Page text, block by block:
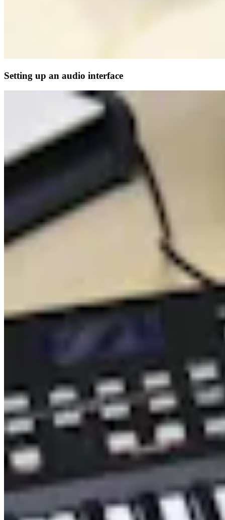
Setting up an audio interface